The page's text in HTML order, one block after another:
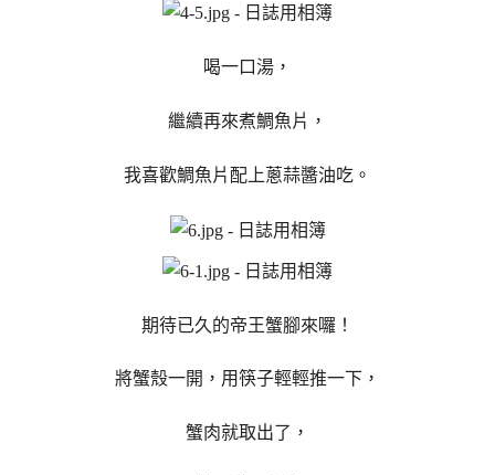
喝一口湯，
繼續再來煮鯛魚片，
我喜歡鯛魚片配上蔥蒜醬油吃。
期待已久的帝王蟹腳來囉！
將蟹殼一開，用筷子輕輕推一下，
蟹肉就取出了，